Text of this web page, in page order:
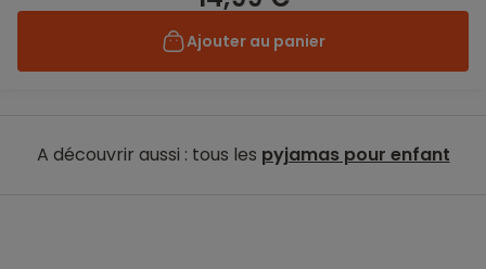
Ajouter au panier
A découvrir aussi : tous les pyjamas pour enfant